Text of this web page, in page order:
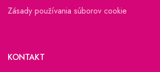
Zásady používania súborov cookie
KONTAKT